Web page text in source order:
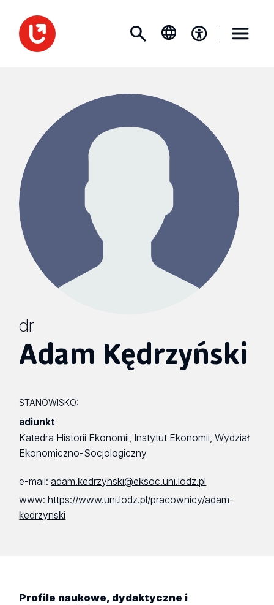
dr
Adam Kędrzyński
STANOWISKO:
adiunkt
Katedra Historii Ekonomii, Instytut Ekonomii, Wydział
Ekonomiczno-Socjologiczny
e-mail:adam.kedrzynski@eksoc.uni.lodz.pl
www:https://www.uni.lodz.pl/pracownicy/adam-
kedrzynski
Profile naukowe, dydaktyczne i